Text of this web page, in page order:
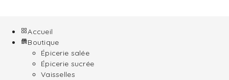
Accueil
Boutique
Épicerie salée
Épicerie sucrée
Vaisselles